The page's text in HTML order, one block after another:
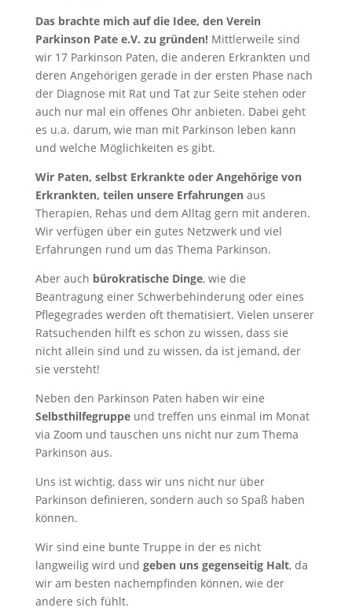
Das brachte mich auf die Idee, den Verein
Parkinson Pate e.V. zu gründen!Mittlerweile sind
wir 17 Parkinson Paten, die anderen Erkrankten und
deren Angehörigen gerade in der ersten Phase nach
der Diagnose mit Rat und Tat zur Seite stehen oder
auch nur mal ein offenes Ohr anbieten. Dabei geht
es u.a. darum, wie man mit Parkinson leben kann
und welche Möglichkeiten es gibt.
Wir Paten, selbst Erkrankte oder Angehörige von
Erkrankten, teilen unsere Erfahrungenaus
Therapien, Rehas und dem Alltag gern mit anderen.
Wir verfügen über ein gutes Netzwerk und viel
Erfahrungen rund um das Thema Parkinson.
Aber auch bürokratische Dinge, wie die
Beantragung einer Schwerbehinderung oder eines
Pflegegrades werden oft thematisiert. Vielen unserer
Ratsuchenden hilft es schon zu wissen, dass sie
nicht allein sind und zu wissen, da ist jemand, der
sie versteht!
Neben den Parkinson Paten haben wir eine
Selbsthilfegruppeund treffen uns einmal im Monat
via Zoom und tauschen uns nicht nur zum Thema
Parkinson aus.
Uns ist wichtig, dass wir uns nicht nur über
Parkinson definieren, sondern auch so Spaß haben
können.
Wir sind eine bunte Truppe in der es nicht
langweilig wird und geben uns gegenseitig Halt, da
wir am besten nachempfinden können, wie der
andere sich fühlt.